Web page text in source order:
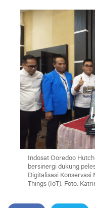
Indosat Ooredoo
bersinergi dukung
Digitalisasi Konservasi
Things (IoT). Foto: